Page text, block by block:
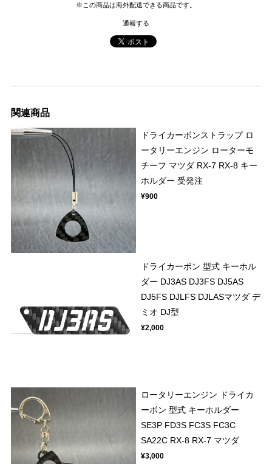
※この商品は海外配送できる商品です。
通報する
関連商品
ドライカーボンストラップ ロ
ータリーエンジン ローターモ
チーフ マツダ RX-7 RX-8 キー
ホルダー 受発注
¥900
ドライカーボン 型式 キーホル
ダー DJ3AS DJ3FS DJ5AS
DJ5FS DJLFS DJLASマツダ デ
ミオ DJ型
¥2,000
ロータリーエンジン ドライカ
ーボン 型式 キーホルダー
SE3P FD3S FC3S FC3C
SA22C RX-8 RX-7 マツダ
¥3,000